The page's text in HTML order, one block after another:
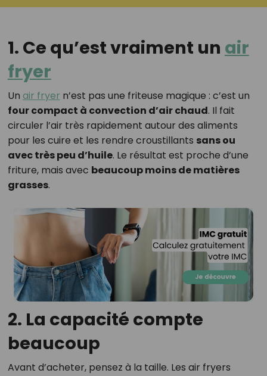
1. Ce qu’est vraiment un air
fryer
Un air fryer n’est pas une friteuse magique : c’est un
four compact à convection d’air chaud. Il fait
circuler l’air très rapidement autour des aliments
pour les cuire et les rendre croustillants sans ou
avec très peu d’huile. Le résultat est proche d’une
friture, mais avec beaucoup moins de matières
grasses.
2. La capacité compte
beaucoup
Avant d’acheter, pensez à la taille. Les air fryers